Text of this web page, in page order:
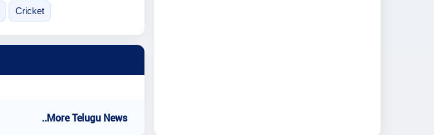
Cricket
..More Telugu News